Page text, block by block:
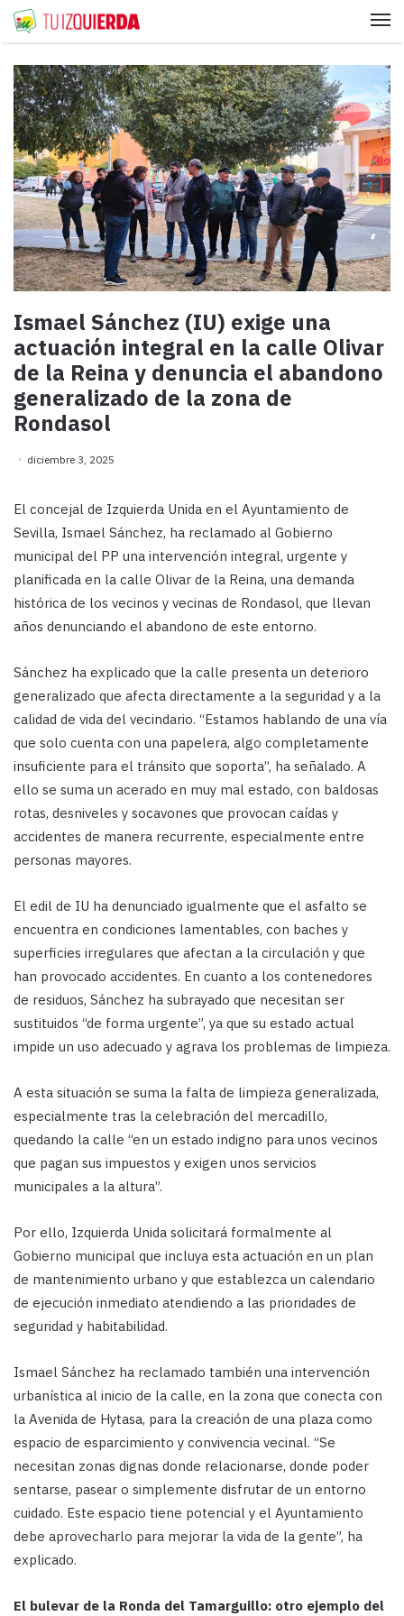
Ismael Sánchez (IU) exige una
actuación integral en la calle Olivar
de la Reina y denuncia el abandono
generalizado de la zona de
Rondasol
diciembre 3, 2025
El concejal de Izquierda Unida en el Ayuntamiento de
Sevilla, Ismael Sánchez, ha reclamado al Gobierno
municipal del PP una intervención integral, urgente y
planificada en la calle Olivar de la Reina, una demanda
histórica de los vecinos y vecinas de Rondasol, que llevan
años denunciando el abandono de este entorno.
Sánchez ha explicado que la calle presenta un deterioro
generalizado que afecta directamente a la seguridad y a la
calidad de vida del vecindario. “Estamos hablando de una vía
que solo cuenta con una papelera, algo completamente
insuficiente para el tránsito que soporta”, ha señalado. A
ello se suma un acerado en muy mal estado, con baldosas
rotas, desniveles y socavones que provocan caídas y
accidentes de manera recurrente, especialmente entre
personas mayores.
El edil de IU ha denunciado igualmente que el asfalto se
encuentra en condiciones lamentables, con baches y
superficies irregulares que afectan a la circulación y que
han provocado accidentes. En cuanto a los contenedores
de residuos, Sánchez ha subrayado que necesitan ser
sustituidos “de forma urgente”, ya que su estado actual
impide un uso adecuado y agrava los problemas de limpieza.
A esta situación se suma la falta de limpieza generalizada,
especialmente tras la celebración del mercadillo,
quedando la calle “en un estado indigno para unos vecinos
que pagan sus impuestos y exigen unos servicios
municipales a la altura”.
Por ello, Izquierda Unida solicitará formalmente al
Gobierno municipal que incluya esta actuación en un plan
de mantenimiento urbano y que establezca un calendario
de ejecución inmediato atendiendo a las prioridades de
seguridad y habitabilidad.
Ismael Sánchez ha reclamado también una intervención
urbanística al inicio de la calle, en la zona que conecta con
la Avenida de Hytasa, para la creación de una plaza como
espacio de esparcimiento y convivencia vecinal. “Se
necesitan zonas dignas donde relacionarse, donde poder
sentarse, pasear o simplemente disfrutar de un entorno
cuidado. Este espacio tiene potencial y el Ayuntamiento
debe aprovecharlo para mejorar la vida de la gente”, ha
explicado.
El bulevar de la Ronda del Tamarguillo: otro ejemplo del